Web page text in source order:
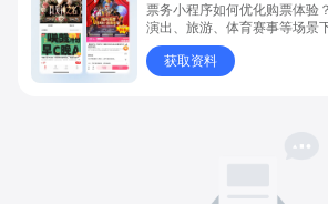
票务小程序如何优化购票体验
演出、旅游、体育赛事等场景
售渠道、实现会员精准营销的
“票务小程序”、“购票体验”、“
获取资料